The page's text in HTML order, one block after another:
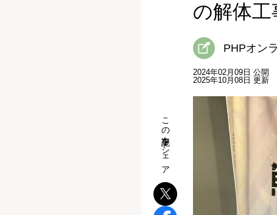
の解体
PHPオン
2024年02月09日 公開
2025年10月08日 更新
この記事をシェア